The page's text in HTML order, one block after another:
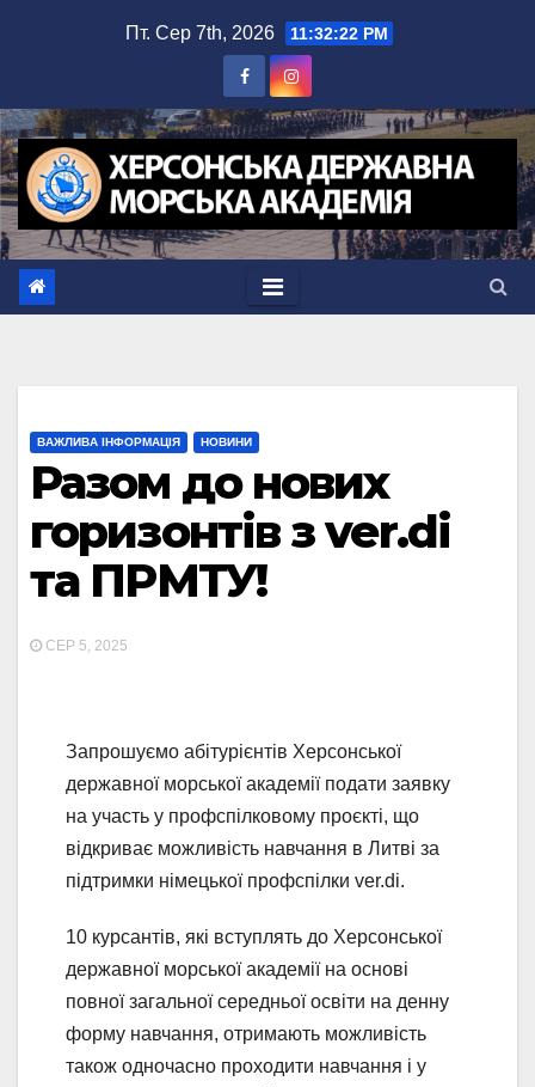
Пт. Сер 7th, 2026 11:32:22 PM
ВАЖЛИВА ІНФОРМАЦІЯ НОВИНИ
Разом до нових
горизонтів з ver.di
та ПРМТУ!
СЕР 5, 2025
Запрошуємо абітурієнтів Херсонської
державної морської академії подати заявку
на участь у профспілковому проєкті, що
відкриває можливість навчання в Литві за
підтримки німецької профспілки ver.di.
10 курсантів, які вступлять до Херсонської
державної морської академії на основі
повної загальної середньої освіти на денну
форму навчання, отримають можливість
також одночасно проходити навчання і у